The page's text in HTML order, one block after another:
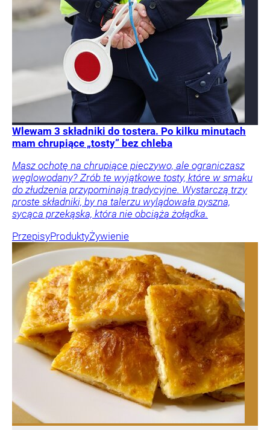
Wlewam 3 składniki do tostera. Po kilku minutach
mam chrupiące „tosty” bez chleba
Masz ochotę na chrupiące pieczywo, ale ograniczasz
węglowodany? Zrób te wyjątkowe tosty, które w smaku
do złudzenia przypominają tradycyjne. Wystarczą trzy
proste składniki, by na talerzu wylądowała pyszna,
sycąca przekąska, która nie obciąża żołądka.
PrzepisyProduktyŻywienie